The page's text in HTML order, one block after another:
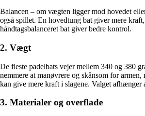
Balancen – om vægten ligger mod hovedet
også spillet. En hovedtung bat giver mere kraft,
håndtagsbalanceret bat giver bedre kontrol.
2. Vægt
De fleste padelbats vejer mellem 340 og 380
nemmere at manøvrere og skånsom for armen,
kan give mere kraft i slagene. Valget
3. Materialer og overflade